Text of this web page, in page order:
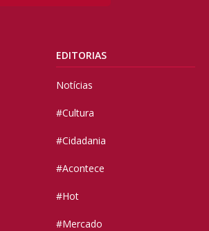
EDITORIAS
Notícias
#Cultura
#Cidadania
#Acontece
#Hot
#Mercado